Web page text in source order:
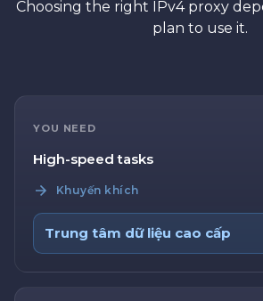
Choosing the right IPv4 proxy
plan to use it.
YOU NEED
High-speed tasks
Khuyến khích
Trung tâm dữ liệu cao cấp